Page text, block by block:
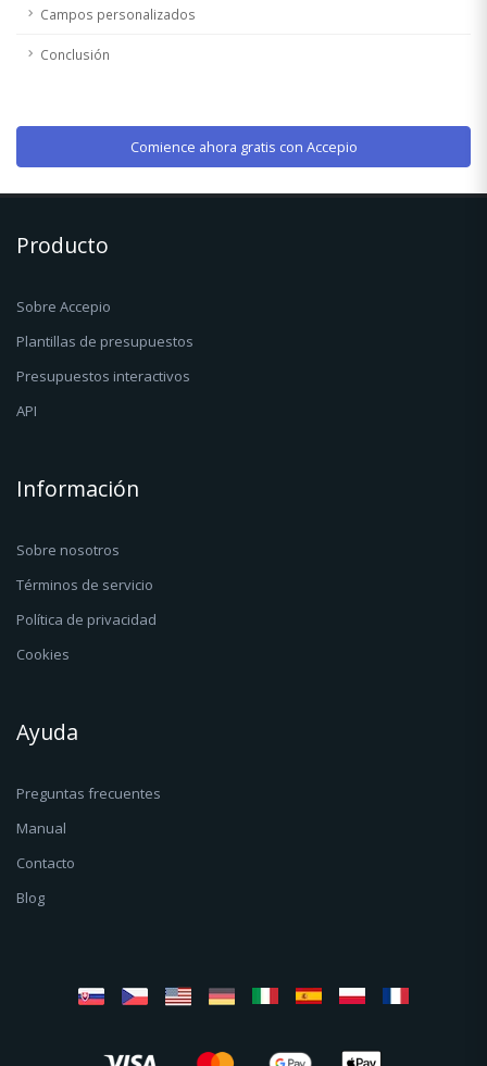
Campos personalizados
Conclusión
Comience ahora gratis con Accepio
Producto
Sobre Accepio
Plantillas de presupuestos
Presupuestos interactivos
API
Información
Sobre nosotros
Términos de servicio
Política de privacidad
Cookies
Ayuda
Preguntas frecuentes
Manual
Contacto
Blog